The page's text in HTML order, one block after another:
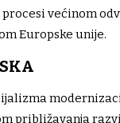
većinom
Europske unije.
približavanja